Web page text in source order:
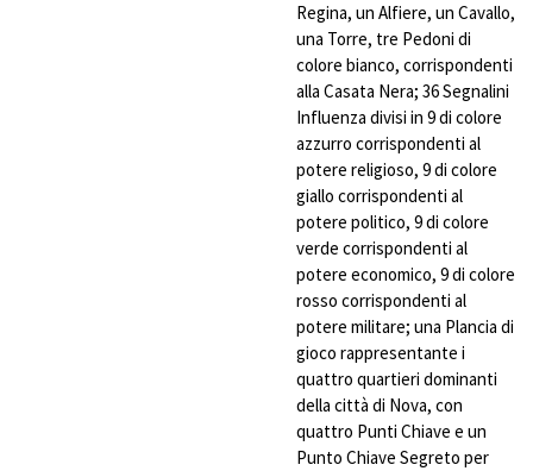
Regina, un Alfiere, un Cavallo,
una Torre, tre Pedoni di
colore bianco, corrispondenti
alla Casata Nera; 36 Segnalini
Influenza divisi in 9 di colore
azzurro corrispondenti al
potere religioso, 9 di colore
giallo corrispondenti al
potere politico, 9 di colore
verde corrispondenti al
potere economico, 9 di colore
rosso corrispondenti al
potere militare; una Plancia di
gioco rappresentante i
quattro quartieri dominanti
della città di Nova, con
quattro Punti Chiave e un
Punto Chiave Segreto per